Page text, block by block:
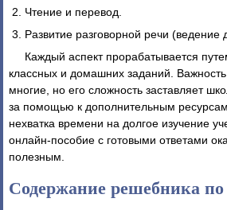
Чтение и перевод.
Развитие разговорной речи (ведение
Каждый аспект прорабатывается
классных и домашних заданий.
многие, но его сложность заставляет
за помощью к дополнительным
нехватка времени на долгое изучение
онлайн-пособие с готовыми ответами
полезным.
Содержание решебника